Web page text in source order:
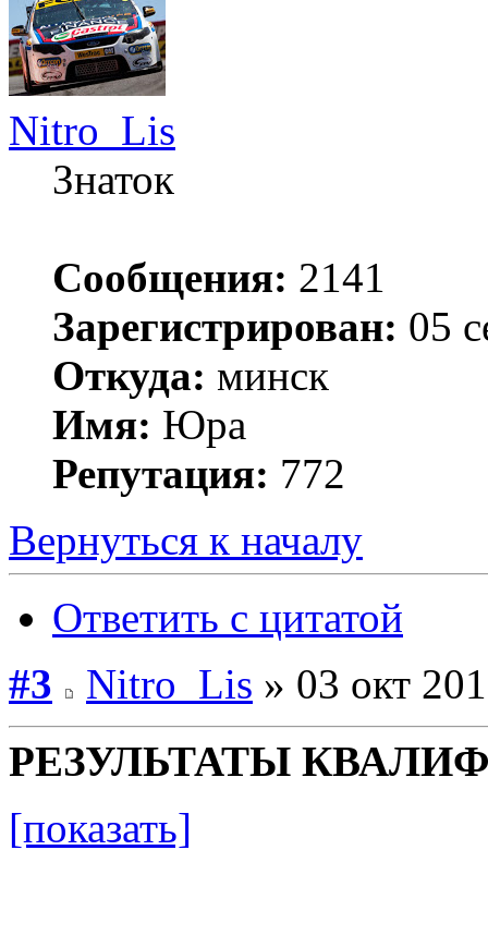
Nitro_Lis
Знаток
Сообщения: 2141
Зарегистрирован: 05
Откуда: минск
Имя: Юра
Репутация: 772
Вернуться к началу
Ответить с цитатой
#3
Nitro_Lis » 03 окт
РЕЗУЛЬТАТЫ
[показать]